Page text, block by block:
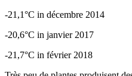
-21,1°C in décembre 2014
-20,6°C in janvier 2017
-21,7°C in février2018